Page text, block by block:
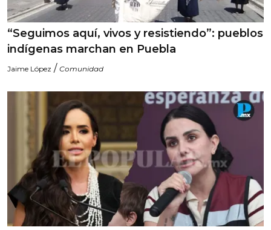
“Seguimos aquí, vivos y resistiendo”: pueblos
indígenas marchan en Puebla
Jaime López / Comunidad